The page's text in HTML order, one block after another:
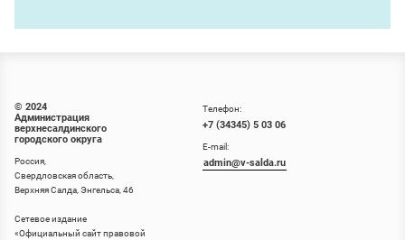
© 2024
Администрация
верхнесалдинского
городского округа
Россия,
Свердловская область,
Верхняя Салда, Энгельса, 46
Сетевое издание
«Официальный сайт правовой
Телефон:
+7 (34345) 5 03 06
E-mail:
admin@v-salda.ru